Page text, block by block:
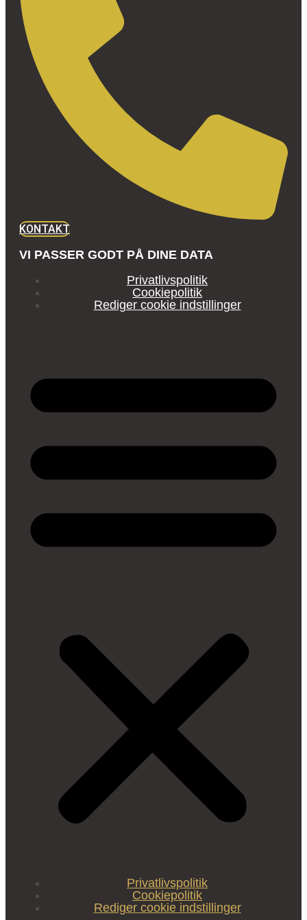
KONTAKT
VI PASSER GODT PÅ DINE DATA
Privatlivspolitik
Cookiepolitik
Rediger cookie indstillinger
Privatlivspolitik
Cookiepolitik
Rediger cookie indstillinger